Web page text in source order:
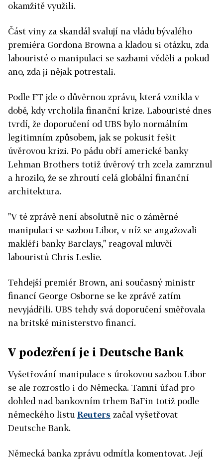
okamžitě využili.
Část viny za skandál svalují na vládu bývalého
premiéra Gordona Browna a kladou si otázku, zda
labouristé o manipulaci se sazbami věděli a pokud
ano, zda ji nějak potrestali.
Podle FT jde o důvěrnou zprávu, která vznikla v
době, kdy vrcholila finanční krize. Labouristé dnes
tvrdí, že doporučení od UBS bylo normálním
legitimním způsobem, jak se pokusit řešit
úvěrovou krizi. Po pádu obří americké banky
Lehman Brothers totiž úvěrový trh zcela zamrznul
a hrozilo, že se zhroutí celá globální finanční
architektura.
"V té zprávě není absolutně nic o záměrné
manipulaci se sazbou Libor, v níž se angažovali
makléři banky Barclays," reagoval mluvčí
labouristů Chris Leslie.
Tehdejší premiér Brown, ani současný ministr
financí George Osborne se ke zprávě zatím
nevyjádřili. UBS tehdy svá doporučení směřovala
na britské ministerstvo financí.
V podezření je i Deutsche Bank
Vyšetřování manipulace s úrokovou sazbou Libor
se ale rozrostlo i do Německa. Tamní úřad pro
dohled nad bankovním trhem BaFin totiž podle
německého listu Reuters začal vyšetřovat
Deutsche Bank.
Německá banka zprávu odmítla komentovat. Její